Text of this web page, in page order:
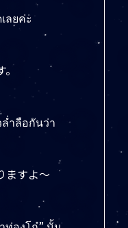
ลยค่ะ
。
ำลือกันว่า
ますよ〜